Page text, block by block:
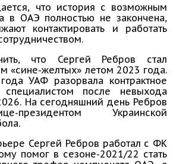
что история с возможным
в ОАЭ полностью не закончена,
контактировать и работать
что Сергей Ребров стал
«сине-желтых» летом 2023 года.
УАФ разорвала контрактное
после невыхода
На сегодняшний день Ребров
президентом Украинской
Сергей Ребров работал с ФК
помог в сезоне-2021/22 стать